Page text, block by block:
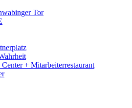
Tor
+ Mitarbeiterrestaurant